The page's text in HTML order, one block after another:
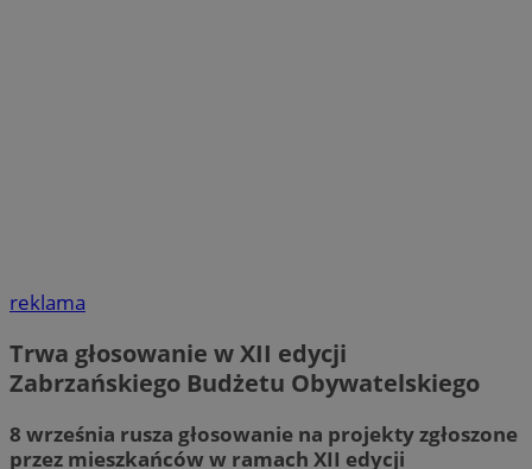
reklama
Trwa głosowanie w XII edycji
Zabrzańskiego Budżetu Obywatelskiego
8 września rusza głosowanie na projekty zgłoszone
przez mieszkańców w ramach XII edycji